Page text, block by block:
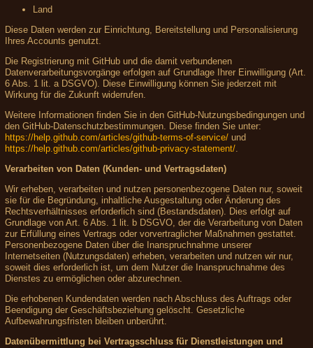
Land
Diese Daten werden zur Einrichtung, Bereitstellung und Personalisierung
Ihres Accounts genutzt.
Die Registrierung mit GitHub und die damit verbundenen
Datenverarbeitungsvorgänge erfolgen auf Grundlage Ihrer Einwilligung (Art.
6 Abs. 1 lit. a DSGVO). Diese Einwilligung können Sie jederzeit mit
Wirkung für die Zukunft widerrufen.
Weitere Informationen finden Sie in den GitHub-Nutzungsbedingungen und
den GitHub-Datenschutzbestimmungen. Diese finden Sie unter:
https://help.github.com/articles/github-terms-of-service/ und
https://help.github.com/articles/github-privacy-statement/.
Verarbeiten von Daten (Kunden- und Vertragsdaten)
Wir erheben, verarbeiten und nutzen personenbezogene Daten nur, soweit
sie für die Begründung, inhaltliche Ausgestaltung oder Änderung des
Rechtsverhältnisses erforderlich sind (Bestandsdaten). Dies erfolgt auf
Grundlage von Art. 6 Abs. 1 lit. b DSGVO, der die Verarbeitung von Daten
zur Erfüllung eines Vertrags oder vorvertraglicher Maßnahmen gestattet.
Personenbezogene Daten über die Inanspruchnahme unserer
Internetseiten (Nutzungsdaten) erheben, verarbeiten und nutzen wir nur,
soweit dies erforderlich ist, um dem Nutzer die Inanspruchnahme des
Dienstes zu ermöglichen oder abzurechnen.
Die erhobenen Kundendaten werden nach Abschluss des Auftrags oder
Beendigung der Geschäftsbeziehung gelöscht. Gesetzliche
Aufbewahrungsfristen bleiben unberührt.
Datenübermittlung bei Vertragsschluss für Dienstleistungen und